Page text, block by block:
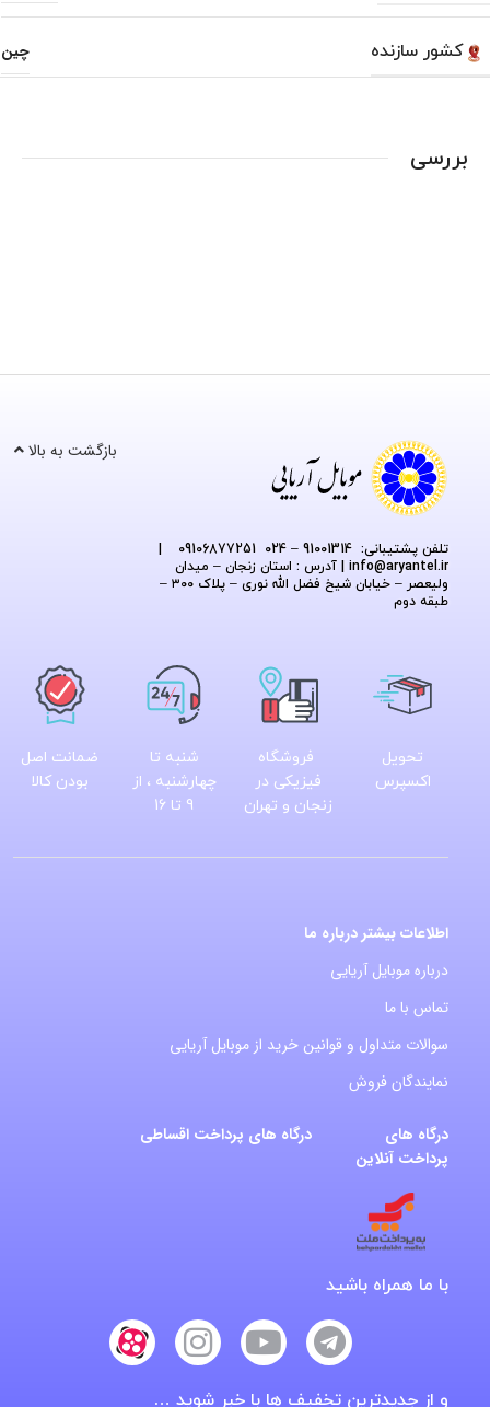
کشور سازنده چین
بررسی
تلفن پشتیبانی: 91001314 – 024 09106877251
info@aryantel.ir
| آدرس : استان زنجان – میدان
ولیعصر – خیابان شیخ فضل الله نوری – پلاک ۳۰۰ –
طبقه دوم
بازگشت به بالا
تحویل
اکسپرس
فروشگاه
فیزیکی در
زنجان و تهران
شنبه تا
چهارشنبه ، از
9 تا 16
ضمانت اصل
بودن کالا
اطلاعات بیشتر درباره ما
درباره موبایل آریایی
تماس با ما
سوالات متداول و قوانین خرید از موبایل آریایی
نمایندگان فروش
درگاه های
پرداخت آنلاین
درگاه های پرداخت اقساطی
با ما همراه باشید
و از جدیدترین تخفیف ها با خبر شوید …